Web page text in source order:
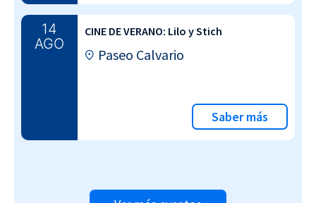
14
AGO
CINE DE VERANO: Lilo y Stich
Paseo Calvario
Saber más